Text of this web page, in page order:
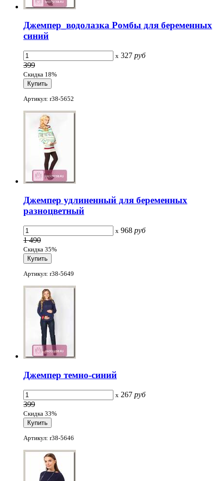
Джемпер_водолазка Ромбы для беременных
синий
x 327 руб
399
Скидка 18%
Артикул: r38-5652
Джемпер удлиненный для беременных
разноцветный
x 968 руб
1 490
Скидка 35%
Артикул: r38-5649
Джемпер темно-синий
x 267 руб
399
Скидка 33%
Артикул: r38-5646